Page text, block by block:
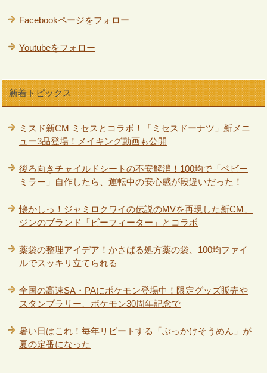
Facebookページをフォロー
Youtubeをフォロー
新着トピックス
ミスド新CM ミセスとコラボ！「ミセスドーナツ」新メニ
ュー3品登場！メイキング動画も公開
後ろ向きチャイルドシートの不安解消！100均で「ベビー
ミラー」自作したら、運転中の安心感が段違いだった！
懐かしっ！ジャミロクワイの伝説のMVを再現した新CM、
ジンのブランド「ビーフィーター」とコラボ
薬袋の整理アイデア！かさばる処方薬の袋、100均ファイ
ルでスッキリ立てられる
全国の高速SA・PAにポケモン登場中！限定グッズ販売や
スタンプラリー、ポケモン30周年記念で
暑い日はこれ！毎年リピートする「ぶっかけそうめん」が
夏の定番になった